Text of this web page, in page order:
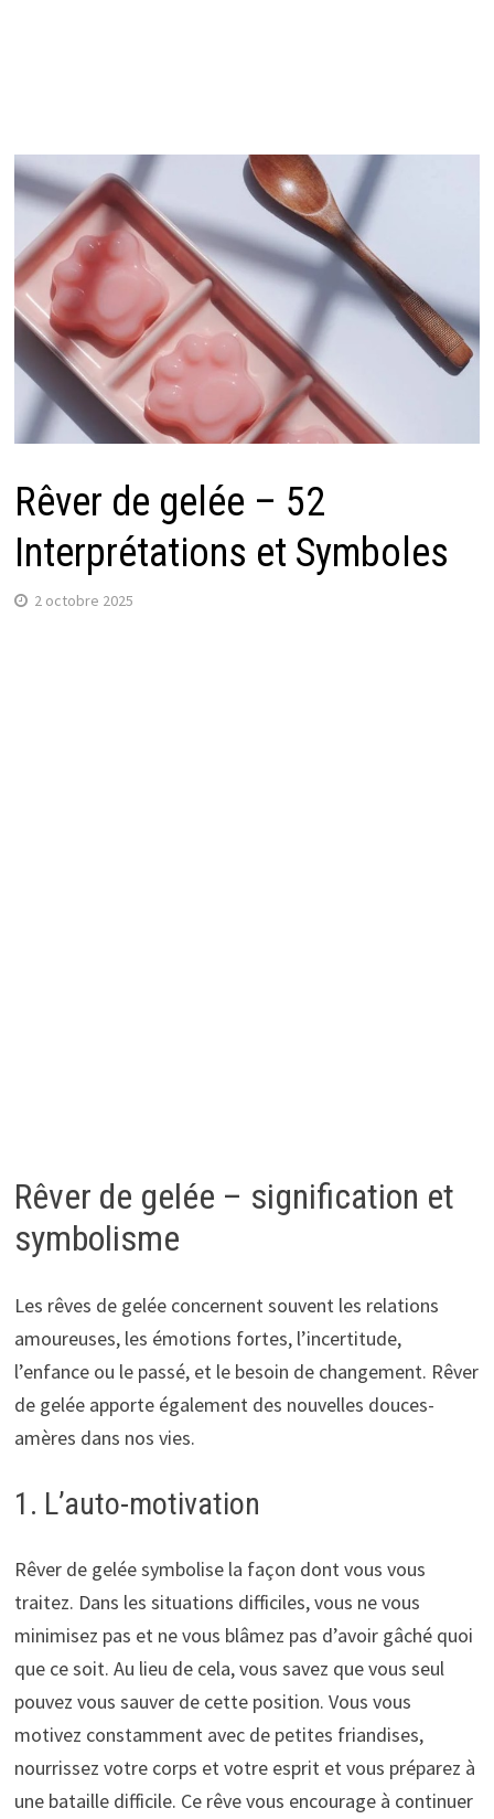
Rêver de gelée – 52
Interprétations et Symboles
2 octobre 2025
Rêver de gelée – signification et
symbolisme
Les rêves de gelée concernent souvent les relations
amoureuses, les émotions fortes, l’incertitude,
l’enfance ou le passé, et le besoin de changement. Rêver
de gelée apporte également des nouvelles douces-
amères dans nos vies.
1. L’auto-motivation
Rêver de gelée symbolise la façon dont vous vous
traitez. Dans les situations difficiles, vous ne vous
minimisez pas et ne vous blâmez pas d’avoir gâché quoi
que ce soit. Au lieu de cela, vous savez que vous seul
pouvez vous sauver de cette position. Vous vous
motivez constamment avec de petites friandises,
nourrissez votre corps et votre esprit et vous préparez à
une bataille difficile. Ce rêve vous encourage à continuer